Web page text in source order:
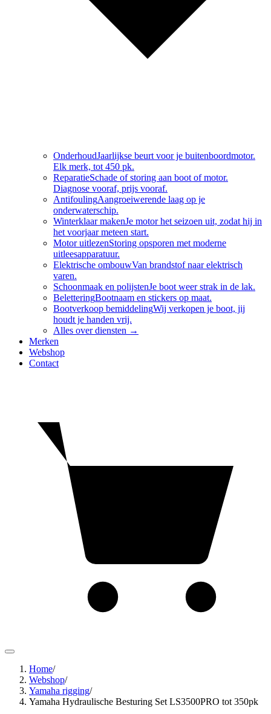
OnderhoudJaarlijkse beurt voor je buitenboordmotor.
Elk merk, tot 450 pk.
ReparatieSchade of storing aan boot of motor.
Diagnose vooraf, prijs vooraf.
AntifoulingAangroeiwerende laag op je
onderwaterschip.
Winterklaar makenJe motor het seizoen uit, zodat hij in
het voorjaar meteen start.
Motor uitlezenStoring opsporen met moderne
uitleesapparatuur.
Elektrische ombouwVan brandstof naar elektrisch
varen.
Schoonmaak en polijstenJe boot weer strak in de lak.
BeletteringBootnaam en stickers op maat.
Bootverkoop bemiddelingWij verkopen je boot, jij
houdt je handen vrij.
Alles overdiensten →
Merken
Webshop
Contact
Home/
Webshop/
Yamaha rigging/
Yamaha Hydraulische Besturing Set LS3500PRO tot 350pk